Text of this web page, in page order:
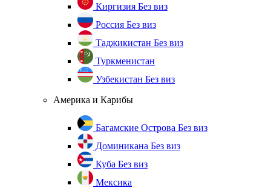
Киргизия Без виз
Россия Без виз
Таджикистан Без виз
Туркменистан
Узбекистан Без виз
Америка и Карибы
Багамские Острова Без виз
Доминикана Без виз
Куба Без виз
Мексика